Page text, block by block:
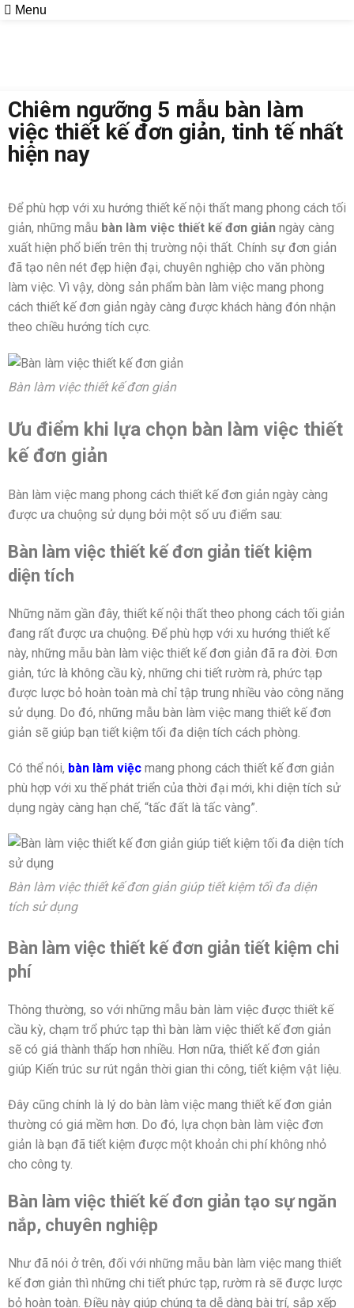
Menu
Chiêm ngưỡng 5 mẫu bàn làm
việc thiết kế đơn giản, tinh tế nhất
hiện nay
Để phù hợp với xu hướng thiết kế nội thất mang phong cách tối
giản, những mẫu bàn làm việc thiết kế đơn giản ngày càng
xuất hiện phổ biến trên thị trường nội thất. Chính sự đơn giản
đã tạo nên nét đẹp hiện đại, chuyên nghiệp cho văn phòng
làm việc. Vì vậy, dòng sản phẩm bàn làm việc mang phong
cách thiết kế đơn giản ngày càng được khách hàng đón nhận
theo chiều hướng tích cực.
Bàn làm việc thiết kế đơn giản
Ưu điểm khi lựa chọn bàn làm việc thiết
kế đơn giản
Bàn làm việc mang phong cách thiết kế đơn giản ngày càng
được ưa chuộng sử dụng bởi một số ưu điểm sau:
Bàn làm việc thiết kế đơn giản tiết kiệm
diện tích
Những năm gần đây, thiết kế nội thất theo phong cách tối giản
đang rất được ưa chuộng. Để phù hợp với xu hướng thiết kế
này, những mẫu bàn làm việc thiết kế đơn giản đã ra đời. Đơn
giản, tức là không cầu kỳ, những chi tiết rườm rà, phức tạp
được lược bỏ hoàn toàn mà chỉ tập trung nhiều vào công năng
sử dụng. Do đó, những mẫu bàn làm việc mang thiết kế đơn
giản sẽ giúp bạn tiết kiệm tối đa diện tích cách phòng.
Có thể nói, bàn làm việc mang phong cách thiết kế đơn giản
phù hợp với xu thế phát triển của thời đại mới, khi diện tích sử
dụng ngày càng hạn chế, “tấc đất là tấc vàng”.
Bàn làm việc thiết kế đơn giản giúp tiết kiệm tối đa diện
tích sử dụng
Bàn làm việc thiết kế đơn giản tiết kiệm chi
phí
Thông thường, so với những mẫu bàn làm việc được thiết kế
cầu kỳ, chạm trổ phức tạp thì bàn làm việc thiết kế đơn giản
sẽ có giá thành thấp hơn nhiều. Hơn nữa, thiết kế đơn giản
giúp Kiến trúc sư rút ngắn thời gian thi công, tiết kiệm vật liệu.
Đây cũng chính là lý do bàn làm việc mang thiết kế đơn giản
thường có giá mềm hơn. Do đó, lựa chọn bàn làm việc đơn
giản là bạn đã tiết kiệm được một khoản chi phí không nhỏ
cho công ty.
Bàn làm việc thiết kế đơn giản tạo sự ngăn
nắp, chuyên nghiệp
Như đã nói ở trên, đối với những mẫu bàn làm việc mang thiết
kế đơn giản thì những chi tiết phức tạp, rườm rà sẽ được lược
bỏ hoàn toàn. Điều này giúp chúng ta dễ dàng bài trí, sắp xếp